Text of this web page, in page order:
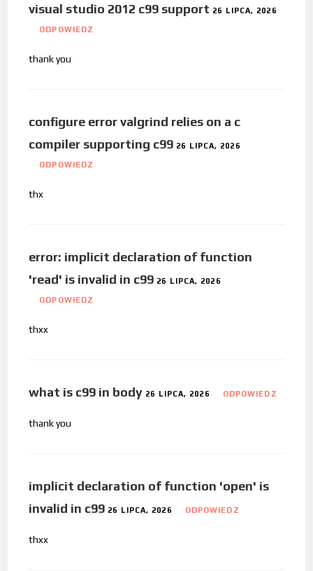
visual studio 2012 c99 support 26 LIPCA, 2026
ODPOWIEDZ
thank you
configure error valgrind relies on a c
compiler supporting c99 26 LIPCA, 2026
ODPOWIEDZ
thx
error: implicit declaration of function
'read' is invalid in c99 26 LIPCA, 2026
ODPOWIEDZ
thxx
what is c99 in body 26 LIPCA, 2026 ODPOWIEDZ
thank you
implicit declaration of function 'open' is
invalid in c99 26 LIPCA, 2026 ODPOWIEDZ
thxx